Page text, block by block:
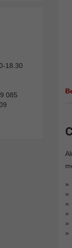
18.30
085